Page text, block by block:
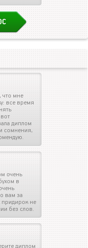
что мне
все время
диплом
сомнения,
очень
в
вам за
придирок не
без слов.
диплом